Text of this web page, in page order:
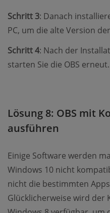
Schritt 3: Danach
PC, um die alte Version
Schritt 4: Nach der
starten Sie die OBS erneut.
Lösung 8: OBS mit
ausführen
Einige Software werden
Windows 10 nicht
nicht die bestimmten
Glücklicherweise wird